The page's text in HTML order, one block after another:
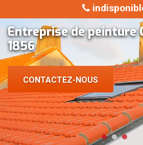
Entreprise de peinture
1856
CONTACTEZ-NOUS